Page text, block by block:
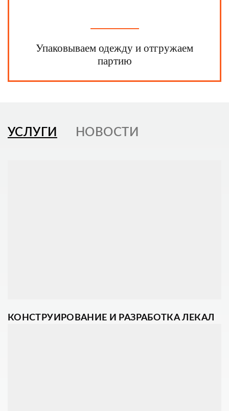
Упаковываем одежду и отгружаем
партию
УСЛУГИ НОВОСТИ
КОНСТРУИРОВАНИЕ И РАЗРАБОТКА ЛЕКАЛ